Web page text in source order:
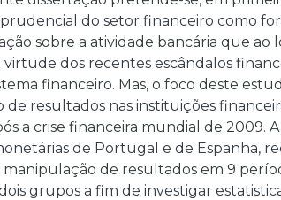
do setor financeiro como
sobre a atividade bancária que ao
dos recentes escândalos
financeiro. Mas, o foco deste
de resultados nas instituições
a crise financeira mundial de 2009.
de Portugal e de Espanha,
de resultados em 9
grupos a fim de investigar